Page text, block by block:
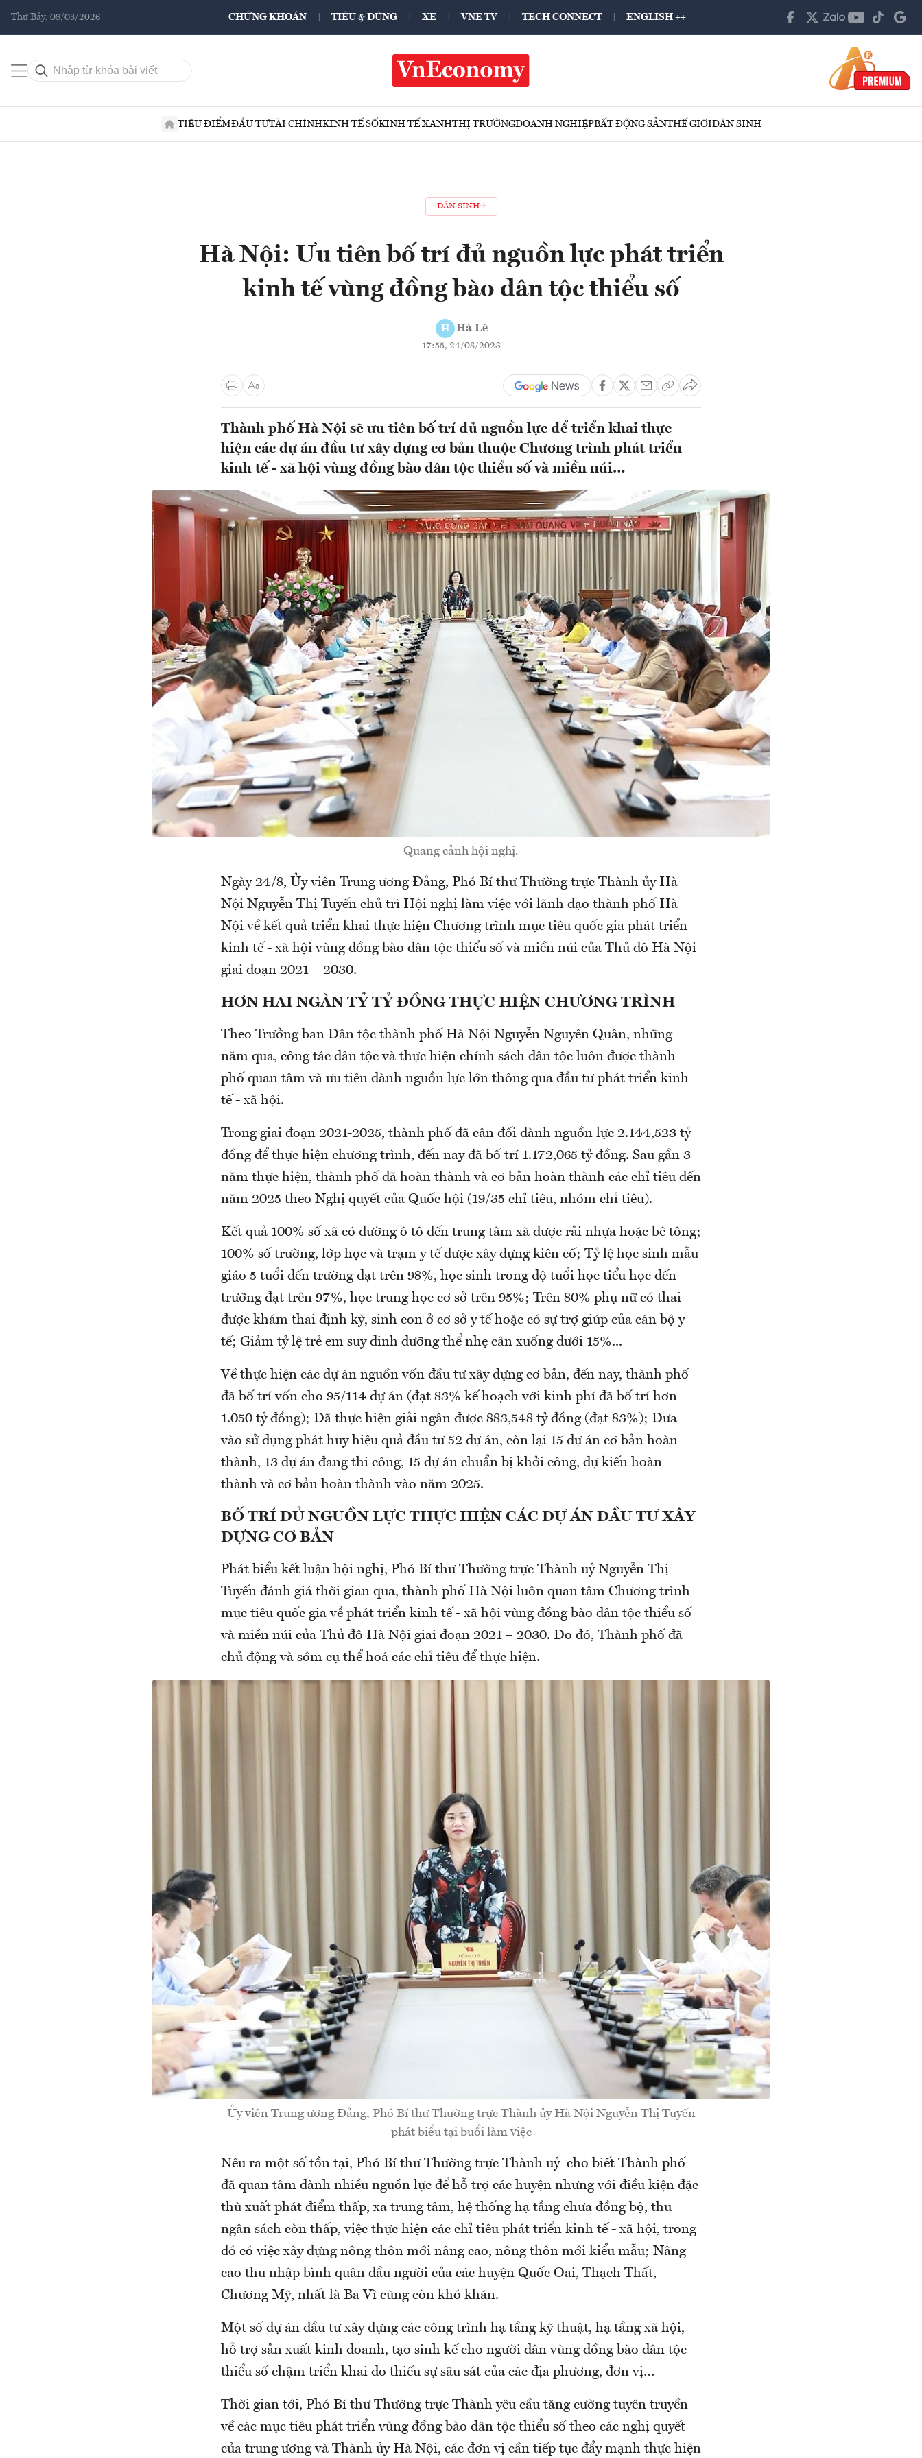
Thứ Bảy, 08/08/2026 CHỨNG KHOÁN TIÊU & DÙNG XE VNE TV TECH CONNECT ENGLISH ++
TIÊU ĐIỂMĐẦU TƯTÀI CHÍNHKINH TẾ SỐKINH TẾ XANHTHỊ TRƯỜNGDOANH NGHIỆPBẤT ĐỘNG SẢNTHẾ GIỚIDÂN SINH
DÂN SINH
Hà Nội: Ưu tiên bố trí đủ nguồn lực phát triển
kinh tế vùng đồng bào dân tộc thiểu số
H Hà Lê
17:55, 24/08/2023
Thành phố Hà Nội sẽ ưu tiên bố trí đủ nguồn lực để triển khai thực
hiện các dự án đầu tư xây dựng cơ bản thuộc Chương trình phát triển
kinh tế - xã hội vùng đồng bào dân tộc thiểu số và miền núi…
Quang cảnh hội nghị.
Ngày 24/8, Ủy viên Trung ương Đảng, Phó Bí thư Thường trực Thành ủy Hà
Nội Nguyễn Thị Tuyến chủ trì Hội nghị làm việc với lãnh đạo thành phố Hà
Nội về kết quả triển khai thực hiện Chương trình mục tiêu quốc gia phát triển
kinh tế - xã hội vùng đồng bào dân tộc thiểu số và miền núi của Thủ đô Hà Nội
giai đoạn 2021 – 2030.
HƠN HAI NGÀN TỶ TỶ ĐỒNG THỰC HIỆN CHƯƠNG TRÌNH
Theo Trưởng ban Dân tộc thành phố Hà Nội Nguyễn Nguyên Quân, những
năm qua, công tác dân tộc và thực hiện chính sách dân tộc luôn được thành
phố quan tâm và ưu tiên dành nguồn lực lớn thông qua đầu tư phát triển kinh
tế - xã hội.
Trong giai đoạn 2021-2025, thành phố đã cân đối dành nguồn lực 2.144,523 tỷ
đồng để thực hiện chương trình, đến nay đã bố trí 1.172,065 tỷ đồng. Sau gần 3
năm thực hiện, thành phố đã hoàn thành và cơ bản hoàn thành các chỉ tiêu đến
năm 2025 theo Nghị quyết của Quốc hội (19/35 chỉ tiêu, nhóm chỉ tiêu).
Kết quả 100% số xã có đường ô tô đến trung tâm xã được rải nhựa hoặc bê tông;
100% số trường, lớp học và trạm y tế được xây dựng kiên cố; Tỷ lệ học sinh mẫu
giáo 5 tuổi đến trường đạt trên 98%, học sinh trong độ tuổi học tiểu học đến
trường đạt trên 97%, học trung học cơ sở trên 95%; Trên 80% phụ nữ có thai
được khám thai định kỳ, sinh con ở cơ sở y tế hoặc có sự trợ giúp của cán bộ y
tế; Giảm tỷ lệ trẻ em suy dinh dưỡng thể nhẹ cân xuống dưới 15%...
Về thực hiện các dự án nguồn vốn đầu tư xây dựng cơ bản, đến nay, thành phố
đã bố trí vốn cho 95/114 dự án (đạt 83% kế hoạch với kinh phí đã bố trí hơn
1.050 tỷ đồng); Đã thực hiện giải ngân được 883,548 tỷ đồng (đạt 83%); Đưa
vào sử dụng phát huy hiệu quả đầu tư 52 dự án, còn lại 15 dự án cơ bản hoàn
thành, 13 dự án đang thi công, 15 dự án chuẩn bị khởi công, dự kiến hoàn
thành và cơ bản hoàn thành vào năm 2025.
BỐ TRÍ ĐỦ NGUỒN LỰC THỰC HIỆN CÁC DỰ ÁN ĐẦU TƯ XÂY
DỰNG CƠ BẢN
Phát biểu kết luận hội nghị, Phó Bí thư Thường trực Thành uỷ Nguyễn Thị
Tuyến đánh giá thời gian qua, thành phố Hà Nội luôn quan tâm Chương trình
mục tiêu quốc gia về phát triển kinh tế - xã hội vùng đồng bào dân tộc thiểu số
và miền núi của Thủ đô Hà Nội giai đoạn 2021 – 2030. Do đó, Thành phố đã
chủ động và sớm cụ thể hoá các chỉ tiêu để thực hiện.
Ủy viên Trung ương Đảng, Phó Bí thư Thường trực Thành ủy Hà Nội Nguyễn Thị Tuyến
phát biểu tại buổi làm việc
Nêu ra một số tồn tại, Phó Bí thư Thường trực Thành uỷ cho biết Thành phố
đã quan tâm dành nhiều nguồn lực để hỗ trợ các huyện nhưng với điều kiện đặc
thù xuất phát điểm thấp, xa trung tâm, hệ thống hạ tầng chưa đồng bộ, thu
ngân sách còn thấp, việc thực hiện các chỉ tiêu phát triển kinh tế - xã hội, trong
đó có việc xây dựng nông thôn mới nâng cao, nông thôn mới kiểu mẫu; Nâng
cao thu nhập bình quân đầu người của các huyện Quốc Oai, Thạch Thất,
Chương Mỹ, nhất là Ba Vì cũng còn khó khăn.
Một số dự án đầu tư xây dựng các công trình hạ tầng kỹ thuật, hạ tầng xã hội,
hỗ trợ sản xuất kinh doanh, tạo sinh kế cho người dân vùng đồng bào dân tộc
thiểu số chậm triển khai do thiếu sự sâu sát của các địa phương, đơn vị…
Thời gian tới, Phó Bí thư Thường trực Thành yêu cầu tăng cường tuyên truyền
về các mục tiêu phát triển vùng đồng bào dân tộc thiểu số theo các nghị quyết
của trung ương và Thành ủy Hà Nội, các đơn vị cần tiếp tục đẩy mạnh thực hiện